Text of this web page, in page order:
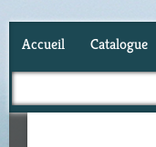
Accueil Catalogue